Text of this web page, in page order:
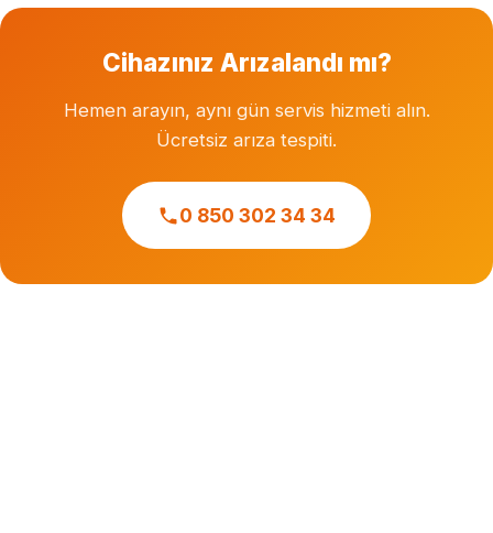
Cihazınız Arızalandı mı?
Hemen arayın, aynı gün servis hizmeti alın.
Ücretsiz arıza tespiti.
0 850 302 34 34